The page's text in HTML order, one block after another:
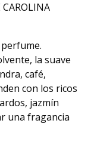
la suave
café,
con los ricos
jazmín
una fragancia